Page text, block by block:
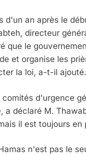
an après le
directeur
que le
et organise les
la loi, a-t-il ajouté.
d'urgence
a déclaré M.
il est toujours
n'est pas le